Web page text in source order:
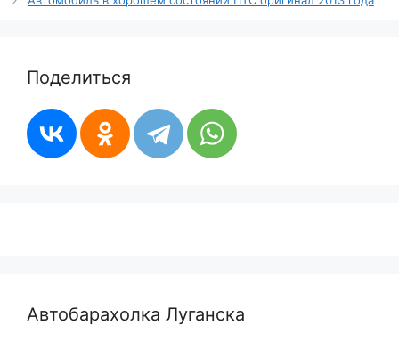
Поделиться
Автобарахолка Луганска